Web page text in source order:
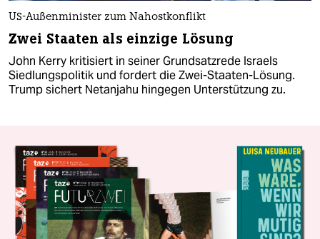
US-Außenminister zum Nahostkonflikt
Zwei Staaten als einzige Lösung
John Kerry kritisiert in seiner Grundsatzrede Israels
Siedlungspolitik und fordert die Zwei-Staaten-Lösung.
Trump sichert Netanjahu hingegen Unterstützung zu.